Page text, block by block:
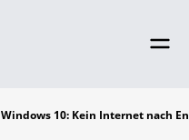
Windows 10: Kein Internet nach